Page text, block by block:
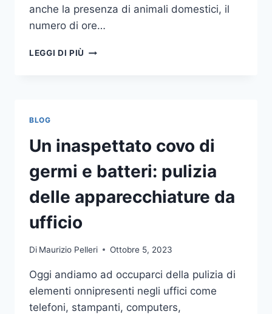
anche la presenza di animali domestici, il
numero di ore…
LEGGI DI PIÙ COME
BLOG
Un inaspettato covo di
germi e batteri: pulizia
delle apparecchiature da
ufficio
Di Maurizio Pelleri Ottobre 5, 2023
Oggi andiamo ad occuparci della pulizia di
elementi onnipresenti negli uffici come
telefoni, stampanti, computers,